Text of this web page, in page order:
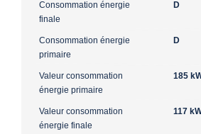
Consommation énergie
finale
D
Consommation énergie
primaire
D
Valeur consommation
énergie primaire
185
Valeur consommation
énergie finale
117